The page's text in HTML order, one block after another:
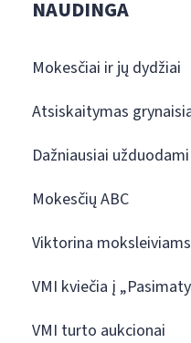
NAUDINGA
Mokesčiai ir jų dydžiai
Atsiskaitymas
Dažniausiai
Mokesčių ABC
Viktorina moksleiviams
VMI kviečia į
VMI turto aukcionai